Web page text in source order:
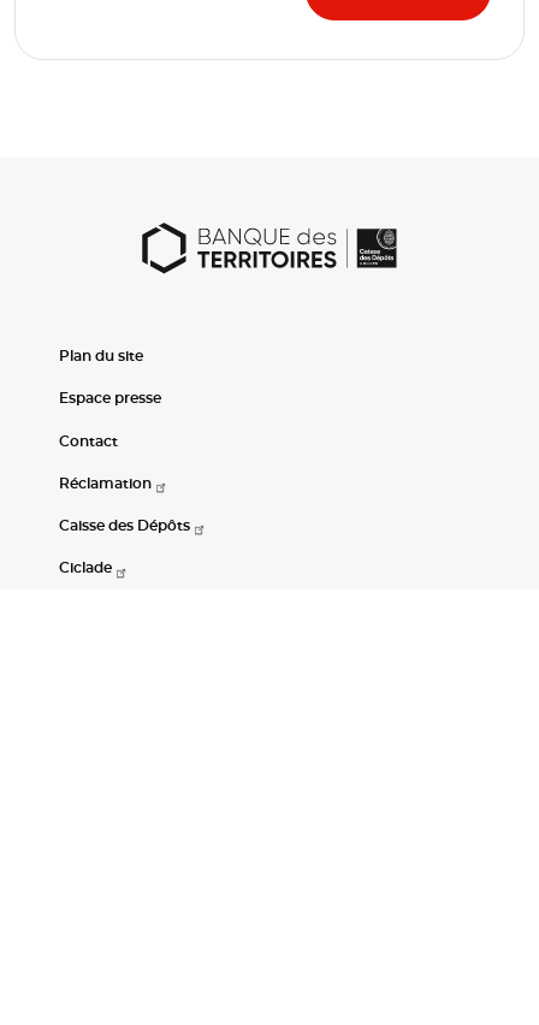
Plan du site
Espace presse
Contact
Réclamation
Caisse des Dépôts
Ciclade